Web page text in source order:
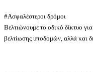
#Ασφαλέστεροι δρόμοι
Βελτιώνουμε το οδικό δίκτυο
βελτίωσης υποδομών, αλλά και